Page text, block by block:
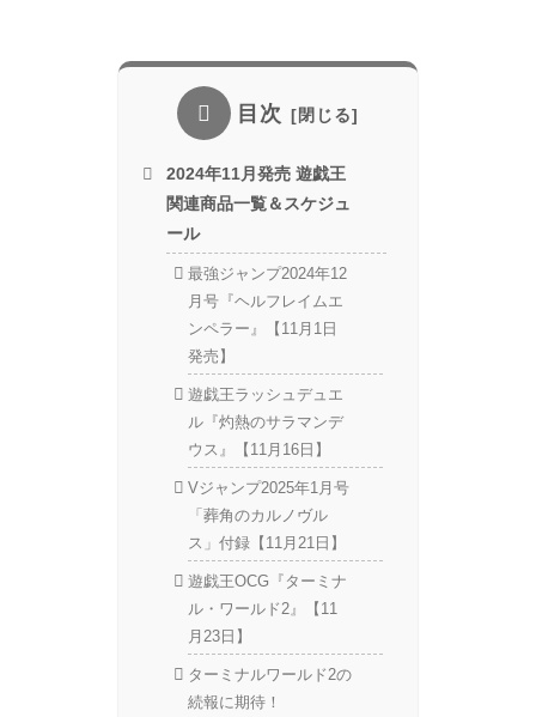
目次
2024年11月発売 遊戯王
関連商品一覧＆スケジュ
ール
最強ジャンプ2024年12
月号『ヘルフレイムエ
ンペラー』【11月1日
発売】
遊戯王ラッシュデュエ
ル『灼熱のサラマンデ
ウス』【11月16日】
Vジャンプ2025年1月号
「葬角のカルノヴル
ス」付録【11月21日】
遊戯王OCG『ターミナ
ル・ワールド2』【11
月23日】
ターミナルワールド2の
続報に期待！